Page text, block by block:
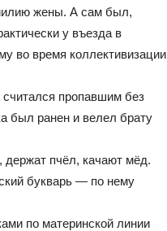
жены. А сам был,
у въезда в
во время коллективизации
пропавшим без
был ранен и велел брату
пчёл, качают мёд.
букварь — по нему
по материнской линии